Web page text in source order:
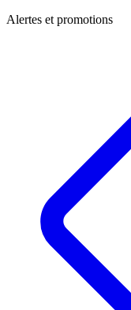
Alertes et promotions